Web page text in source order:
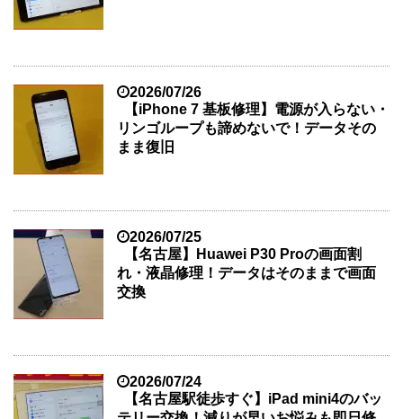
2026/07/26
【iPhone 7 基板修理】電源が入らない・
リンゴループも諦めないで！データその
まま復旧
2026/07/25
【名古屋】Huawei P30 Proの画面割
れ・液晶修理！データはそのままで画面
交換
2026/07/24
【名古屋駅徒歩すぐ】iPad mini4のバッ